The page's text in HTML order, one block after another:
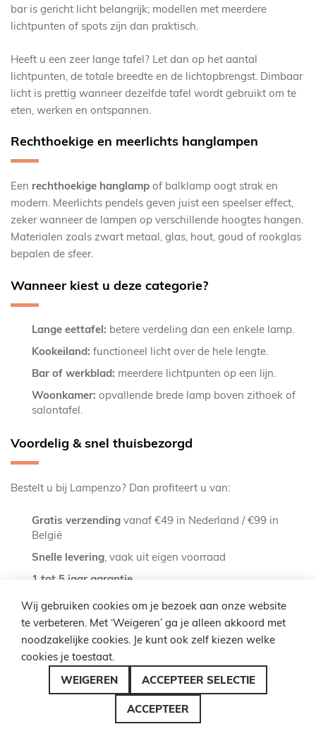
bar is gericht licht belangrijk; modellen met meerdere
lichtpunten of spots zijn dan praktisch.
Heeft u een zeer lange tafel? Let dan op het aantal
lichtpunten, de totale breedte en de lichtopbrengst. Dimbaar
licht is prettig wanneer dezelfde tafel wordt gebruikt om te
eten, werken en ontspannen.
Rechthoekige en meerlichts hanglampen
Een rechthoekige hanglamp of balklamp oogt strak en
modern. Meerlichts pendels geven juist een speelser effect,
zeker wanneer de lampen op verschillende hoogtes hangen.
Materialen zoals zwart metaal, glas, hout, goud of rookglas
bepalen de sfeer.
Wanneer kiest u deze categorie?
Lange eettafel: betere verdeling dan een enkele lamp.
Kookeiland: functioneel licht over de hele lengte.
Bar of werkblad: meerdere lichtpunten op een lijn.
Woonkamer: opvallende brede lamp boven zithoek of
salontafel.
Voordelig & snel thuisbezorgd
Bestelt u bij Lampenzo? Dan profiteert u van:
Gratis verzending vanaf €49 in Nederland / €99 in
België
Snelle levering, vaak uit eigen voorraad
1 tot 5 jaar garantie
Lager geprijsd dan in winkels of bouwmarkten
Alternatieven
Zoekt u een kleiner armatuur? Bekijkdubbele hanglampen
hanglampen met drie kappen. Voor extra grote ruimtes is
grote hanglampenvaak passender.
Wij gebruiken cookies om je bezoek aan onze website
te verbeteren. Met ‘Weigeren’ ga je alleen akkoord met
noodzakelijke cookies. Je kunt ook zelf kiezen welke
cookies je toestaat.
WEIGEREN
ACCEPTEER SELECTIE
ACCEPTEER